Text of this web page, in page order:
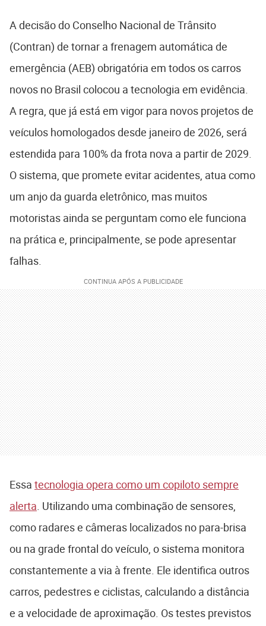
A decisão do Conselho Nacional de Trânsito
(Contran) de tornar a frenagem automática de
emergência (AEB) obrigatória em todos os carros
novos no Brasil colocou a tecnologia em evidência.
A regra, que já está em vigor para novos projetos de
veículos homologados desde janeiro de 2026, será
estendida para 100% da frota nova a partir de 2029.
O sistema, que promete evitar acidentes, atua como
um anjo da guarda eletrônico, mas muitos
motoristas ainda se perguntam como ele funciona
na prática e, principalmente, se pode apresentar
falhas.
Essa tecnologia opera como um copiloto sempre
alerta . Utilizando uma combinação de sensores,
como radares e câmeras localizados no para-brisa
ou na grade frontal do veículo, o sistema monitora
constantemente a via à frente. Ele identifica outros
carros, pedestres e ciclistas, calculando a distância
e a velocidade de aproximação. Os testes previstos